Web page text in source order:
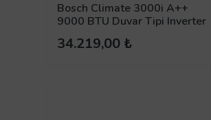
Bosch Climate 3000i A++
9000 BTU Duvar Tipi Inverter
34.219,00 ₺